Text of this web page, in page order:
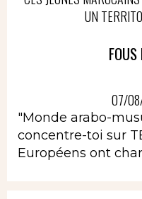
UN
07/
"Monde arabo-
concentre-toi sur
Européens ont